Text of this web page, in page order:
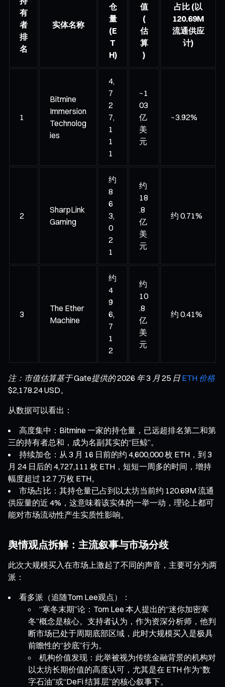
有
者
排
名
实体名称
仓
量
(E
T
H)
值
(
估
算
)
占比 (以
120.69M
流通供应
计)
1
Bitmine
Immersion
Technolog
ies
4,
7
2
7,
1
1
1
~1
03
亿
美
元
~3.92%
2
SharpLink
Gaming
约
8
6
3,
0
2
1
约
18
.8
亿
美
元
约 0.71%
3
The Ether
Machine
约
4
9
6,
7
1
2
约
10
.8
亿
美
元
约 0.41%
注：市值估算基于 Gate提供的 2026 年 3 月 25 日 ETH 价格
$2,178.24 USD。
从数据可以看出：
高度集中：Bitmine 一家的持仓量，已远超排名第二和第
三的持有者总和，成为名副其实的“巨鲸”。
持续加仓：从 3 月 16 日前的约 4,600,000 枚 ETH，到 3
月 24 日后的 4,727,111 枚 ETH，短短一周多的时间，增持
幅度超过 12.7 万枚 ETH。
市场占比：其持仓量已占到以太坊当前约 120.69M 流通
供应量的近 4%，这意味着该实体的一举一动，理论上都可
能对市场流动性产生实质性影响。
舆情观点拆解：主流叙事与市场分歧
此次大规模买入在市场上激起了不同的声音，主要可分为两
派：
看多派（追随Tom Lee观点）：
“寒冬末期”论：Tom Lee 本人提出的“迷你加密寒
冬”概念是核心。支持者认为，作为资深分析师，他判
断市场已处于周期底部区域，此时大规模买入是极具
前瞻性的“抄底”行为。
机构价值发现：此举被视为传统金融背景的机构对
以太坊长期价值的高度认可，尤其是在 ETH 作为“数
字石油”或“DeFi 结算层”的核心叙事下。